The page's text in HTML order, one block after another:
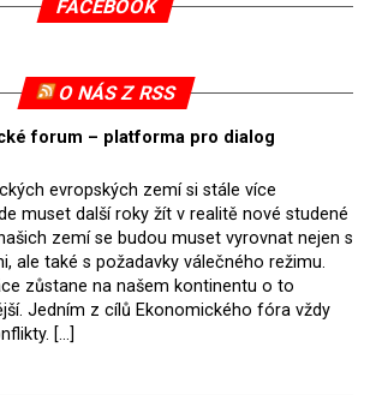
nevyhověla, proto na žádost
případ z důvodu uzavření dohody
republikou o odstranění příčin sporu o
z rejstříku tribunálu. Celkem si
přiznaných evropských fondů odečíst
na pokutách a 45 milionů eur
České republice – ale jak důl,
fungovaly. Už tehdy zástupci
dnes vládnoucí koalice, jako
platformy (PO) Rafał
FACEBOOK
O NÁS Z RSS
forum – platforma pro dialog
evropských zemí si stále více
muset další roky žít v realitě nové studené
zemí se budou muset vyrovnat nejen s
ale také s požadavky válečného režimu.
zůstane na našem kontinentu o to
Jedním z cílů Ekonomického fóra vždy
[…]